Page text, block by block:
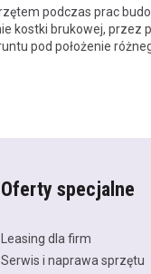
podczas prac
kostki brukowej, przez
pod położenie
Oferty specjalne
Leasing dla firm
Serwis i naprawa sprzętu